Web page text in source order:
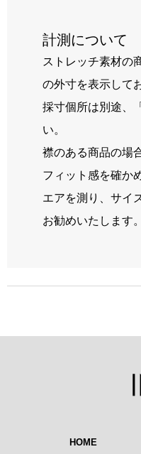
計測について
ストレッチ素材の
の外寸を表示して
採寸個所は別途、「
い。
襟のある商品の場
フィット感を確か
エアを測り、サイ
お勧めいたします。
HOME